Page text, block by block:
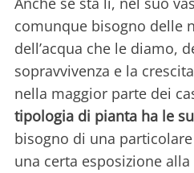
comunque bisogno delle
dell’acqua che le diamo,
sopravvivenza e la
nella maggior parte dei
tipologia di pianta ha le
bisogno di una
una certa esposizione